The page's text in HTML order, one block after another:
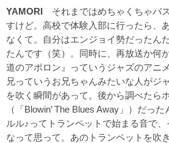
YAMORI それまではめちゃくちゃバ
すけど。高校で体験入部に行ったら、
なくて。自分はエンジョイ勢だったん
たんです（笑）。同時に、再放送か何
道のアポロン』っていうジャズのアニ
兄っていうお兄ちゃんみたいな人がジ
を吹く瞬間があって。後から調べたら
（「Blowin’ The Blues Away」）だっ
ルル♪ってトランペットで始まる音で
なって思って。あのトランペットを吹